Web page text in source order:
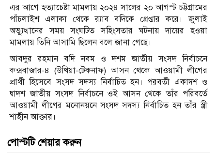
এর আগে হত্যাচেষ্টা মামলায় ২০২৪ সালের ২০ আগস্ট চট্টগ্রামের
পাঁচলাইশ এলাকা থেকে র‍্যাব বদিকে গ্রেপ্তার করে। জুলাই
অভ্যুত্থানের সময় সংঘটিত সহিংসতার ঘটনায় দায়ের হওয়া
মামলায় তিনি আসামি ছিলেন বলে জানা গেছে।
আবদুর রহমান বদি নবম ও দশম জাতীয় সংসদ নির্বাচনে
কক্সবাজার-৪ (উখিয়া-টেকনাফ) আসন থেকে আওয়ামী লীগের
প্রার্থী হিসেবে সংসদ সদস্য নির্বাচিত হন। পরবর্তী একাদশ ও
দ্বাদশ জাতীয় সংসদ নির্বাচনে ওই আসন থেকে তাঁর পরিবর্তে
আওয়ামী লীগের মনোনয়নে সংসদ সদস্য নির্বাচিত হন তাঁর স্ত্রী
শাহীন আক্তার।
পোস্টটি শেয়ার করুন